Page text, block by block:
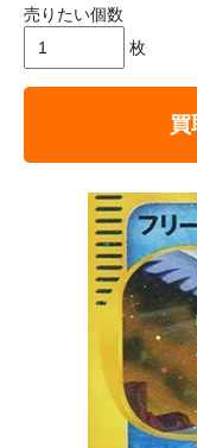
売りたい個数
枚
買